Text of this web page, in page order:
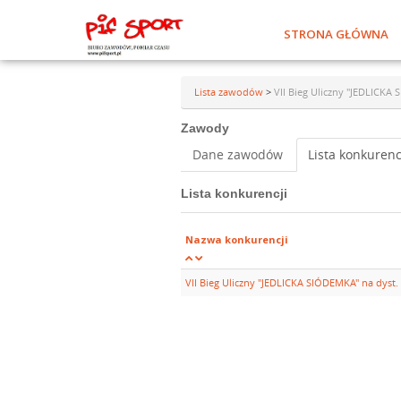
STRONA GŁÓWNA
Lista zawodów > VII Bieg Uliczny "JEDLICKA
Zawody
Dane zawodów Lista
Lista konkurencji
Nazwa konkurencji
VII Bieg Uliczny "JEDLICKA SIÓDEMKA" na